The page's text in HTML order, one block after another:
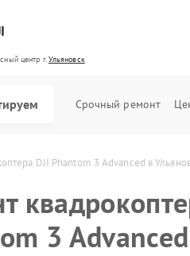
центр г.Ульяновск
Срочный ремонт
DJI Phantom 3 Advanced в
3